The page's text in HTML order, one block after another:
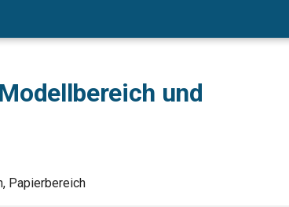
und
Papierbereich